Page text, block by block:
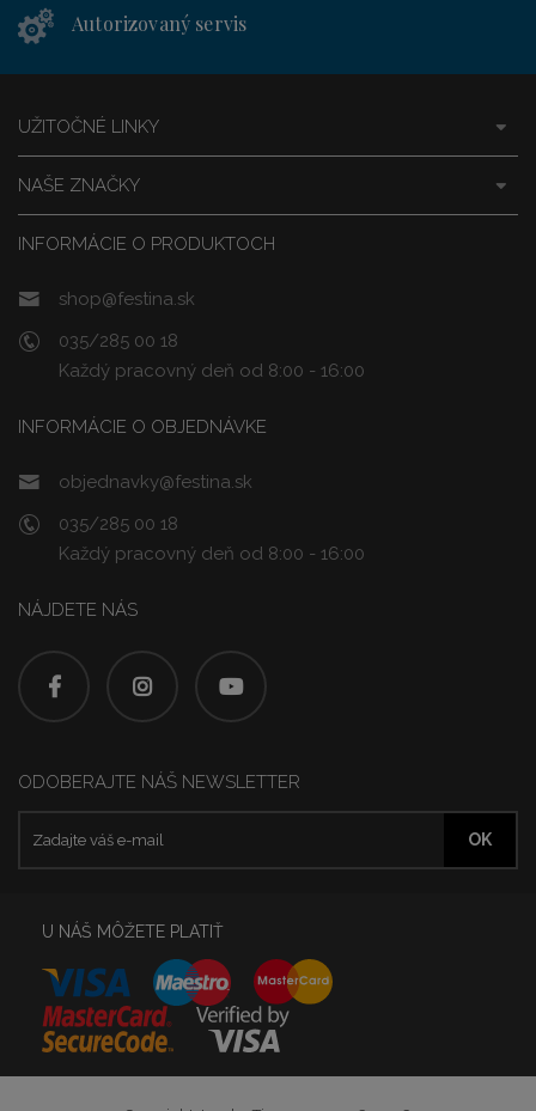
Autorizovaný servis
INFORMÁCIE O PRODUKTOCH
shop@festina.sk
035/285 00 18
Každý pracovný deň od 8:00 - 16:00
INFORMÁCIE O OBJEDNÁVKE
objednavky@festina.sk
035/285 00 18
Každý pracovný deň od 8:00 - 16:00
NAŠE ZNAČKY
UŽITOČNÉ LINKY
NÁJDETE NÁS
ODOBERAJTE NÁŠ NEWSLETTER
U NÁŠ MÔŽETE PLATIŤ